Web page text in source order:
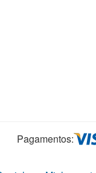
Pagamentos: